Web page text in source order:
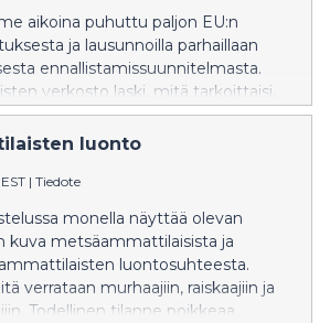
ja hyvinvoinnin ratkaisu – mutta
voidaan hoitaa pitkäjänteisesti
ja omaisuudensuojaa
aikoina puhuttu paljon EU:n
ja lausunnoilla parhaillaan
ennallistamissuunnitelmasta.
verkosto laski, mitä tarkoittaisi,
voitaisiin ennallistaa vuoden
Laskelma paljastaa
luonto
| Tiedote
monella näyttää olevan
kuva metsäammattilaisista ja
luontosuhteesta.
verrataan murhaajiin, raiskaajiin ja
Todellinen tilanne poikkeaa